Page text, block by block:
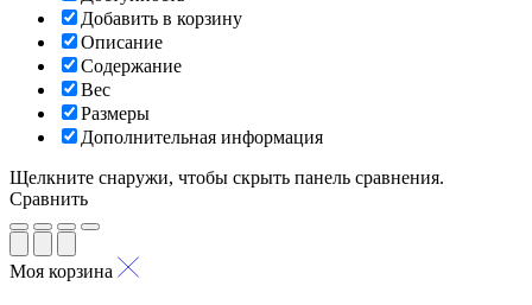
Добавить в корзину
Описание
Содержание
Вес
Размеры
Дополнительная информация
Щелкните снаружи, чтобы скрыть панель сравнения.
Сравнить
Моя корзина